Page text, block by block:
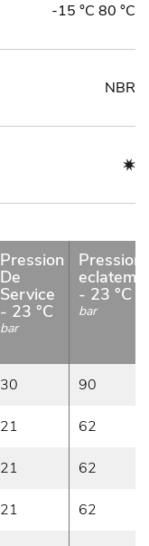
-15 °C 80 °C
NBR
Pression
De
Service
- 23 °C
bar
Pression
- 23 °C
bar
30 90
21 62
21 62
21 62